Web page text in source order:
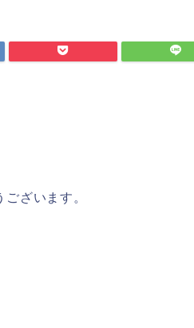
ざいます。